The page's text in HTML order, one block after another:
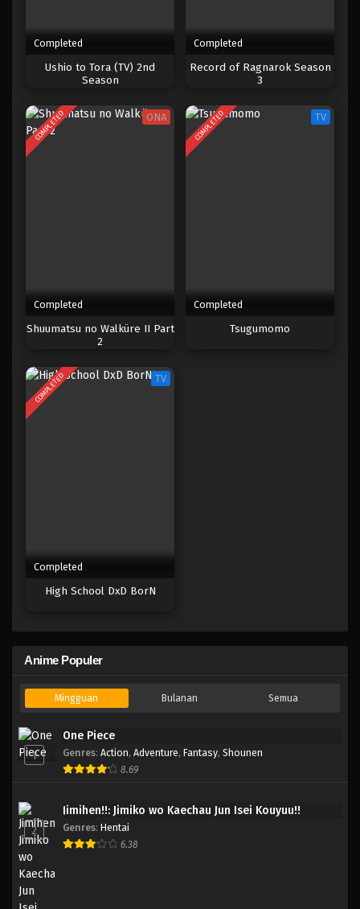
Completed
Ushio to Tora (TV) 2nd
Season
Completed
Record of Ragnarok Season
3
COMPLETED ONA
Completed
Shuumatsu no Walküre II Part
2
COMPLETED TV
Completed
Tsugumomo
COMPLETED TV
Completed
High School DxD BorN
Anime Populer
Mingguan Bulanan Semua
1
One Piece
Genres: Action, Adventure, Fantasy, Shounen
8.69
2
Jimihen!!: Jimiko wo Kaechau Jun Isei Kouyuu!!
Genres: Hentai
6.38